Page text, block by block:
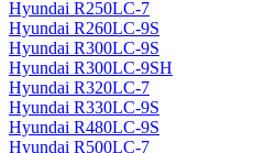
Hyundai R250LC-7
Hyundai R260LC-9S
Hyundai R300LC-9S
Hyundai R300LC-9SH
Hyundai R320LC-7
Hyundai R330LC-9S
Hyundai R480LC-9S
Hyundai R500LC-7